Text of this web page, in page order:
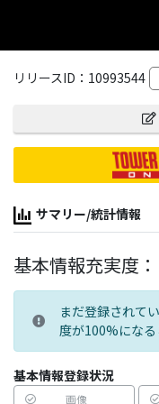
リリースID： 10993544
サマリー/統計情報
基本情報充実度：
まだ登録されて
度が100%になる
基本情報登録状況
画像